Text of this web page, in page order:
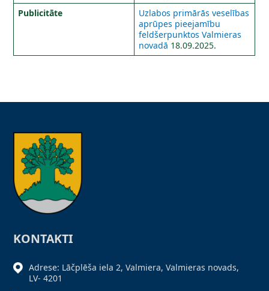
Publicitāte
Uzlabos primārās veselības
aprūpes pieejamību
feldšerpunktos Valmieras
novadā 18.09.2025.
KONTAKTI
Adrese: Lāčplēša iela 2, Valmiera, Valmieras novads,
LV- 4201